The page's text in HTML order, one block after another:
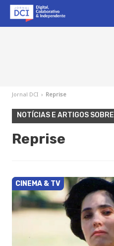
Jornal DCI › Reprise
NOTÍCIAS E ARTIGOS SOBRE
Reprise
CINEMA & TV